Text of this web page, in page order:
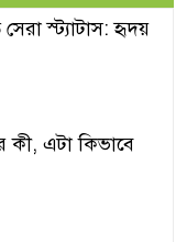
সেরা স্ট্যাটাস: হৃদয়
কী, এটা কিভাবে